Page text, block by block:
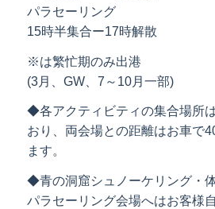
パラセーリング
15時半集合ー17時解散
※は繁忙期のみ出港
(3月、GW、7～10月一部)
◆各アクティビティの集合場所
おり、両会場との距離はお車で
ます。
◆青の洞窟シュノーケリング・
パラセーリング会場へはお客様